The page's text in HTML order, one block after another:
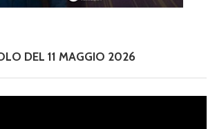
DEL 11 MAGGIO 2026